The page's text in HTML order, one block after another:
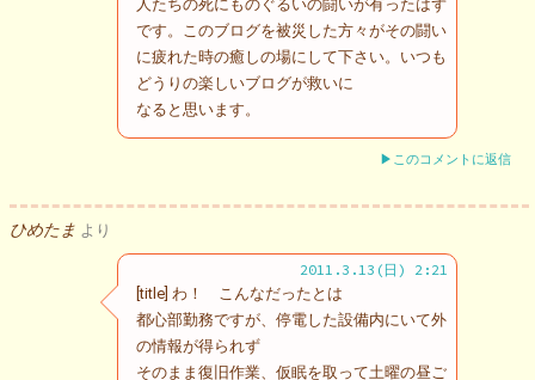
人たちの死にものぐるいの闘いが有ったはず
です。このブログを被災した方々がその闘い
に疲れた時の癒しの場にして下さい。いつも
どうりの楽しいブログが救いに
なると思います。
▶このコメントに返信
ひめたま より
2011.3.13(日) 2:21
[title] わ！ こんなだったとは
都心部勤務ですが、停電した設備内にいて外
の情報が得られず
そのまま復旧作業、仮眠を取って土曜の昼ご